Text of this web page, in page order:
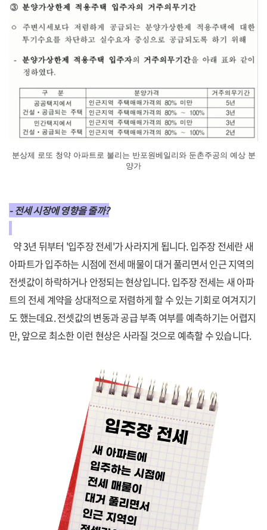
분상제 로또 청약 아파트로 불리는 반포원베일리와 둔촌주공의 예상 분
양가
- 전세 시장에 영향을 줄까?
약 3년 뒤부터 '입주장 전세'가 사라지게 됩니다. 입주장 전세란 새
아파트가 입주하는 시점에 전세 매물이 대거 풀리면서 인근 지역의
전셋값이 하락하거나 안정되는 현상입니다. 입주장 전세는 새 아파
트의 전세 계약을 상대적으로 저렴하게 할 수 있는 기회로 여겨지기
도 했는데요. 전셋값의 변동과 공급 부족 여부를 예측하기는 어렵지
만, 앞으로 최소한 이런 현상은 사라질 것으로 예측할 수 있습니다.